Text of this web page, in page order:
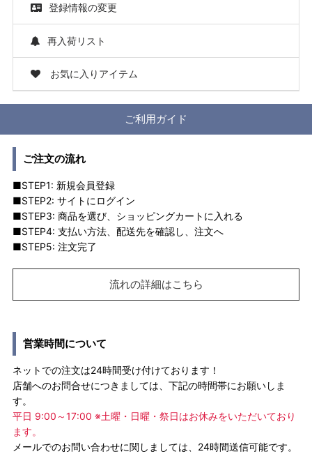
登録情報の変更
再入荷リスト
お気に入りアイテム
ご利用ガイド
ご注文の流れ
■STEP1: 新規会員登録
■STEP2: サイトにログイン
■STEP3: 商品を選び、ショッピングカートに入れる
■STEP4: 支払い方法、配送先を確認し、注文へ
■STEP5: 注文完了
流れの詳細はこちら
営業時間について
ネットでの注文は24時間受け付けております！
店舗へのお問合せにつきましては、下記の時間帯にお願いしま
す。
平日 9:00～17:00 ※土曜・日曜・祭日はお休みをいただいており
ます。
メールでのお問い合わせに関しましては、24時間送信可能です。